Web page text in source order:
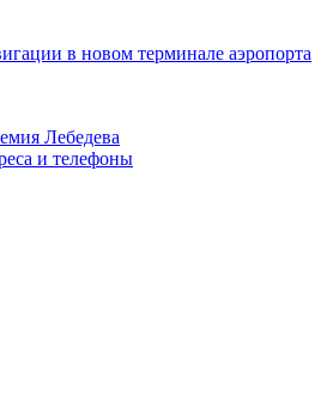
в новом терминале аэропорта
Лебедева
и телефоны